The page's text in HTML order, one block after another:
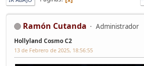
Ramón Cutanda Administrador
Hollyland Cosmo C2
13 de Febrero de 2025, 18:56:55